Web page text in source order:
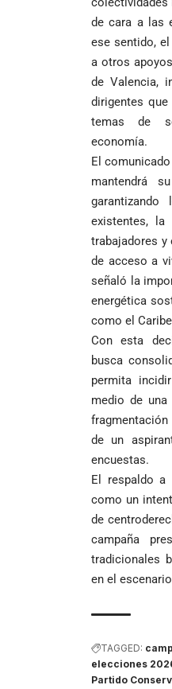
de cara a las
ese sentido,
a otros
de Valencia,
dirigentes
temas de
economía.
El
mantendrá
garantizando
existentes,
trabajadores
de acceso a
señaló la
energética
como el
Con esta
busca
permita
medio de una
de un
encuestas.
El respaldo a
como un
de
campaña
tradicionales
en el
TAGGED:
elecciones
Partido